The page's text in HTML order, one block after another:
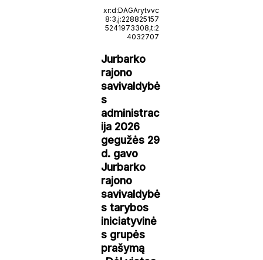
xr:d:DAGArytvvc
8:3,j:228825157
5241973308,t:2
4032707
Jurbarko
rajono
savivaldybė
s
administrac
ija 2026
gegužės 29
d. gavo
Jurbarko
rajono
savivaldybė
s tarybos
iniciatyvinė
s grupės
prašymą